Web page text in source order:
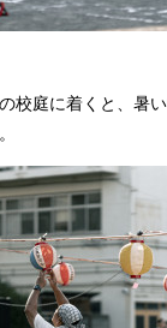
校庭に着くと、暑